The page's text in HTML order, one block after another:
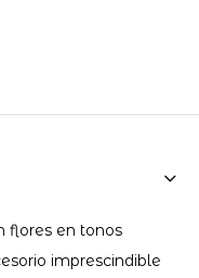
flores en tonos
imprescindible